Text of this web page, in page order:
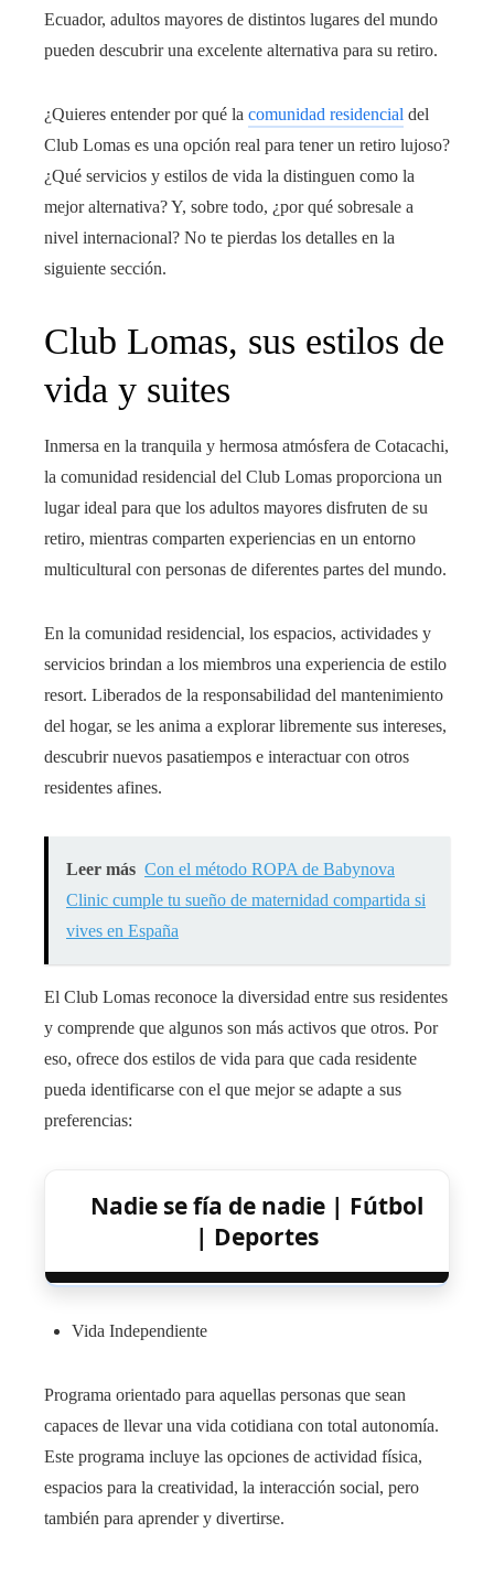
Ecuador, adultos mayores de distintos lugares del mundo
pueden descubrir una excelente alternativa para su retiro.
¿Quieres entender por qué la comunidad residencial del
Club Lomas es una opción real para tener un retiro lujoso?
¿Qué servicios y estilos de vida la distinguen como la
mejor alternativa? Y, sobre todo, ¿por qué sobresale a
nivel internacional? No te pierdas los detalles en la
siguiente sección.
Club Lomas, sus estilos de
vida y suites
Inmersa en la tranquila y hermosa atmósfera de Cotacachi,
la comunidad residencial del Club Lomas proporciona un
lugar ideal para que los adultos mayores disfruten de su
retiro, mientras comparten experiencias en un entorno
multicultural con personas de diferentes partes del mundo.
En la comunidad residencial, los espacios, actividades y
servicios brindan a los miembros una experiencia de estilo
resort. Liberados de la responsabilidad del mantenimiento
del hogar, se les anima a explorar libremente sus intereses,
descubrir nuevos pasatiempos e interactuar con otros
residentes afines.
Leer más Con el método ROPA de Babynova
Clinic cumple tu sueño de maternidad compartida si
vives en España
El Club Lomas reconoce la diversidad entre sus residentes
y comprende que algunos son más activos que otros. Por
eso, ofrece dos estilos de vida para que cada residente
pueda identificarse con el que mejor se adapte a sus
preferencias:
Nadie se fía de nadie | Fútbol
| Deportes
Vida Independiente
Programa orientado para aquellas personas que sean
capaces de llevar una vida cotidiana con total autonomía.
Este programa incluye las opciones de actividad física,
espacios para la creatividad, la interacción social, pero
también para aprender y divertirse.